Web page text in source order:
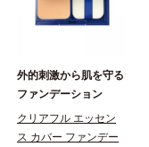
外的刺激から肌を守る
ファンデーション
クリアフル エッセン
ス カバー ファンデー